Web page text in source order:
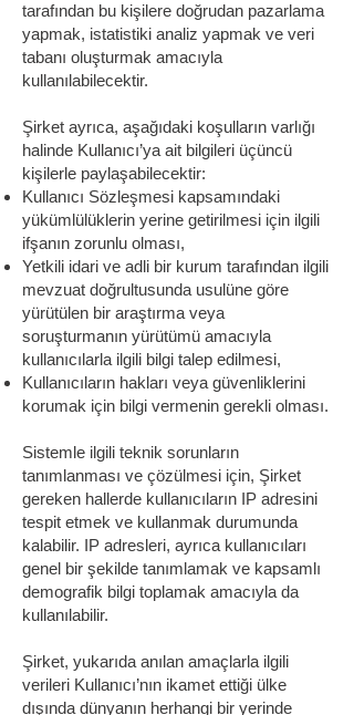
tarafından bu kişilere doğrudan pazarlama
yapmak, istatistiki analiz yapmak ve veri
tabanı oluşturmak amacıyla
kullanılabilecektir.
Şirket ayrıca, aşağıdaki koşulların varlığı
halinde Kullanıcı’ya ait bilgileri üçüncü
kişilerle paylaşabilecektir:
Kullanıcı Sözleşmesi kapsamındaki
yükümlülüklerin yerine getirilmesi için ilgili
ifşanın zorunlu olması,
Yetkili idari ve adli bir kurum tarafından ilgili
mevzuat doğrultusunda usulüne göre
yürütülen bir araştırma veya
soruşturmanın yürütümü amacıyla
kullanıcılarla ilgili bilgi talep edilmesi,
Kullanıcıların hakları veya güvenliklerini
korumak için bilgi vermenin gerekli olması.
Sistemle ilgili teknik sorunların
tanımlanması ve çözülmesi için, Şirket
gereken hallerde kullanıcıların IP adresini
tespit etmek ve kullanmak durumunda
kalabilir. IP adresleri, ayrıca kullanıcıları
genel bir şekilde tanımlamak ve kapsamlı
demografik bilgi toplamak amacıyla da
kullanılabilir.
Şirket, yukarıda anılan amaçlarla ilgili
verileri Kullanıcı’nın ikamet ettiği ülke
dışında dünyanın herhangi bir yerinde